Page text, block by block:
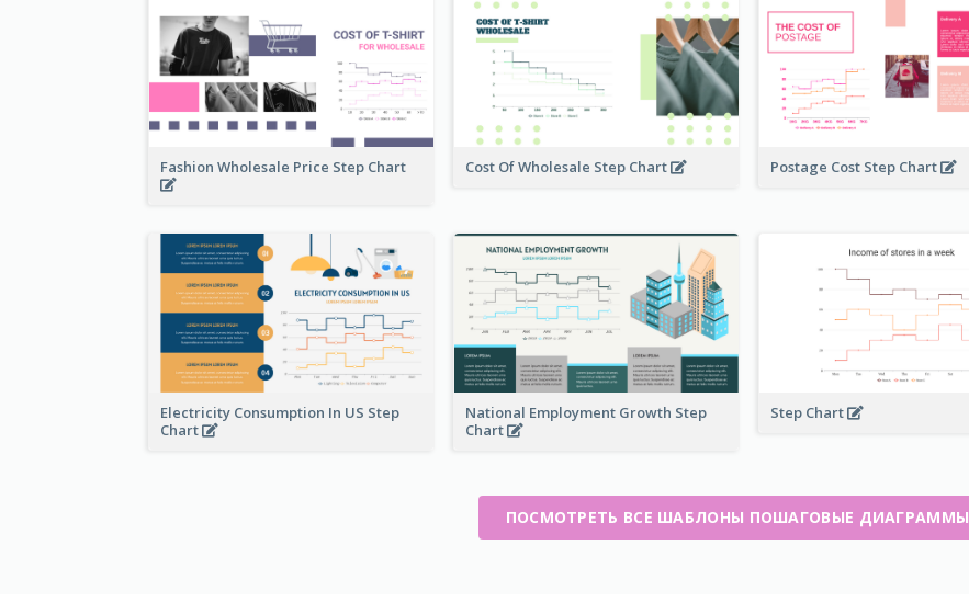
Fashion Wholesale Price Step Chart Cost Of Wholesale Step Chart Postage Cost Step Chart
Electricity Consumption In US Step
Chart
National Employment Growth Step
Chart
Step Chart
ПОСМОТРЕТЬ ВСЕ ШАБЛОНЫ ПОШАГОВЫЕ ДИАГРАММЫ